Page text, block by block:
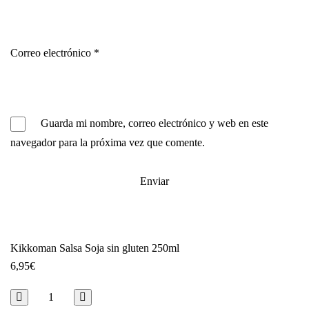
Correo electrónico *
Guarda mi nombre, correo electrónico y web en este
navegador para la próxima vez que comente.
Kikkoman Salsa Soja sin gluten 250ml
6,95€